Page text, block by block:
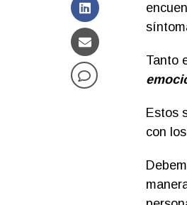
Tanto
Estos
con los